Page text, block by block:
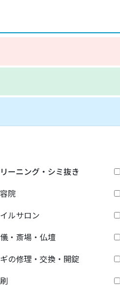
ーニング・シミ抜き
院
ルサロン
・斎場・仏壇
の修理・交換・開錠